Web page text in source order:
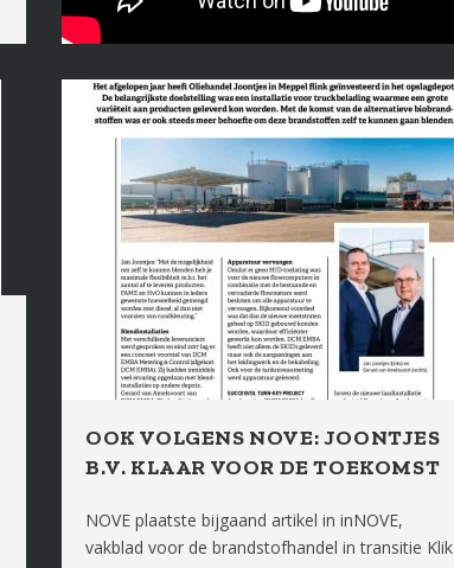
OOK VOLGENS NOVE: JOONTJES
B.V. KLAAR VOOR DE TOEKOMST
NOVE plaatste bijgaand artikel in inNOVE,
vakblad voor de brandstofhandel in transitie Klik